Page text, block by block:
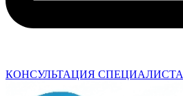
КОНСУЛЬТАЦИЯ СПЕЦИАЛИСТА